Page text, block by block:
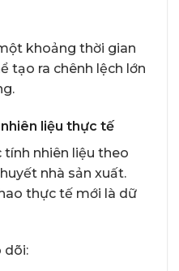
khoảng thời gian
tạo ra chênh lệch lớn
liệu thực tế
tính nhiên liệu theo
nhà sản xuất.
thực tế mới là dữ
dõi: